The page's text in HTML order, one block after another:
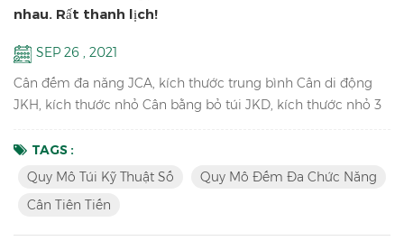
nhau. Rất thanh lịch!
SEP 26 , 2021
Cân đếm đa năng JCA, kích thước trung bình Cân di động
JKH, kích thước nhỏ Cân bằng bỏ túi JKD, kích thước nhỏ 3
giống nhau, đặc biệt là nhìn từ bên cạnh. thật độc đáo! Các
tính năng chính của JCA: Cân tiên tiến để đếm số lượng phụ
và quy mô sàn) Được trang bị Cải tiến độ chính xác đế...
TAGS :
Quy Mô Túi Kỹ Thuật Số
Quy Mô Đếm Đa Chức Năng
Cân Tiên Tiến